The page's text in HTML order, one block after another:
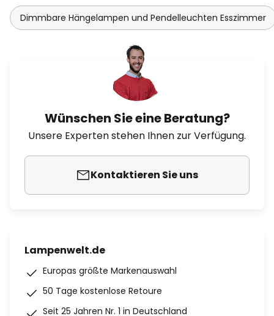
Dimmbare Hängelampen und Pendelleuchten Esszimmer
Wünschen Sie eine Beratung?
Unsere Experten stehen Ihnen zur Verfügung.
Kontaktieren Sie uns
Lampenwelt.de
Europas größte Markenauswahl
50 Tage kostenlose Retoure
Seit 25 Jahren Nr. 1 in Deutschland